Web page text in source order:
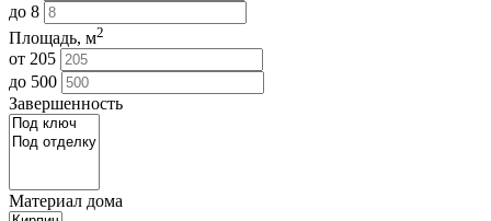
до 8
Площадь, м2
от 205
до 500
Завершенность
Материал дома